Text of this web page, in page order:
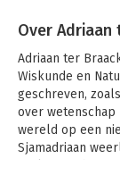
Over Adriaan
Adriaan ter
Wiskunde en
geschreven,
over
wereld op een
Sjamadriaan